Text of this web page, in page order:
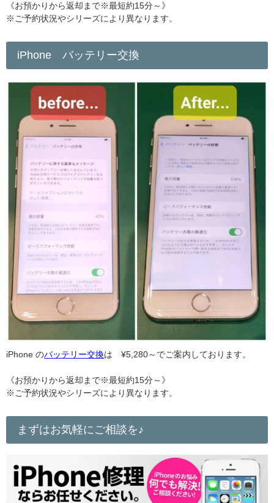
《お預かりから返却まで※最短約15分～》
※ご予約状況やシリーズにより異なります。
iPhone バッテリー交換
iPhone のバッテリー交換は ¥5,280～でご案内しております。
《お預かりから返却まで※最短約15分～》
※ご予約状況やシリーズにより異なります。
まずはお気軽にご相談を♪